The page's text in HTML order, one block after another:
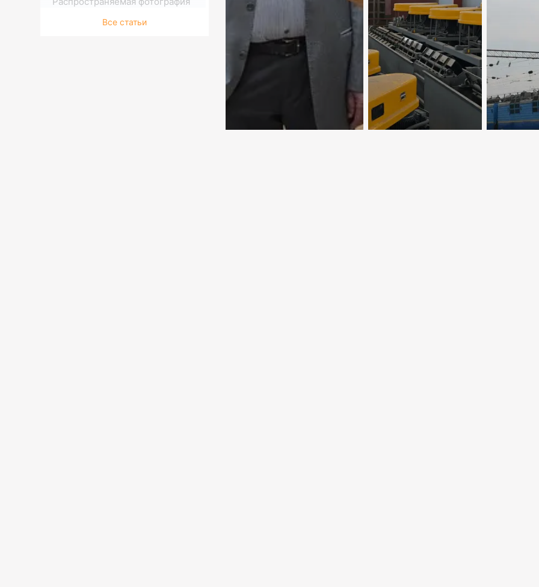
действительности
Все статьи